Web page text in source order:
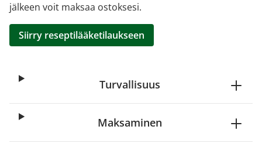
jälkeen voit maksaa ostoksesi.
Siirry reseptilääketilaukseen
Turvallisuus
Maksaminen